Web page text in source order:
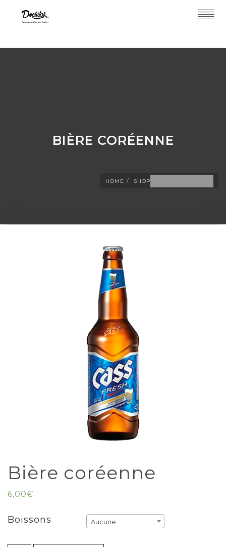
BIÈRE CORÉENNE
HOME SHOP
Bière coréenne
6,00€
Boissons Aucune